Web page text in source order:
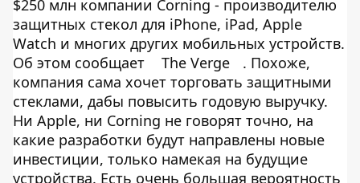
$250 млн компании Corning - производителю
защитных стекол для iPhone, iPad, Apple
Watch и многих других мобильных устройств.
Об этом сообщает
The Verge
. Похоже,
компания сама хочет торговать защитными
стеклами, дабы повысить годовую выручку.
Ни Apple, ни Corning не говорят точно, на
какие разработки будут направлены новые
инвестиции, только намекая на будущие
устройства. Есть очень большая вероятность